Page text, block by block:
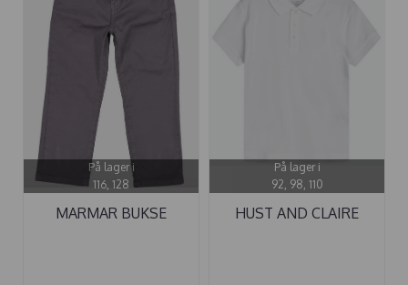
På lager i
116, 128
MARMAR BUKSE
På lager i
92, 98, 110
HUST AND CLAIRE